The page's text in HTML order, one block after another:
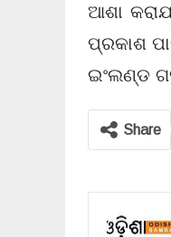
ଆଶା
ପ୍ରକାଶ
ଇଂଲଣ୍ଡ
Share